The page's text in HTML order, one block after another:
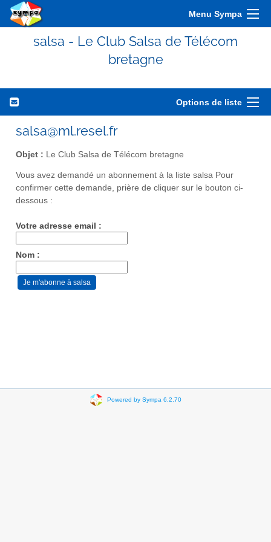
Menu Sympa
salsa - Le Club Salsa de Télécom
bretagne
Options de liste
salsa@ml.resel.fr
Objet : Le Club Salsa de Télécom bretagne
Vous avez demandé un abonnement à la liste salsa Pour
confirmer cette demande, prière de cliquer sur le bouton ci-
dessous :
Votre adresse email :
Nom :
Powered by Sympa 6.2.70